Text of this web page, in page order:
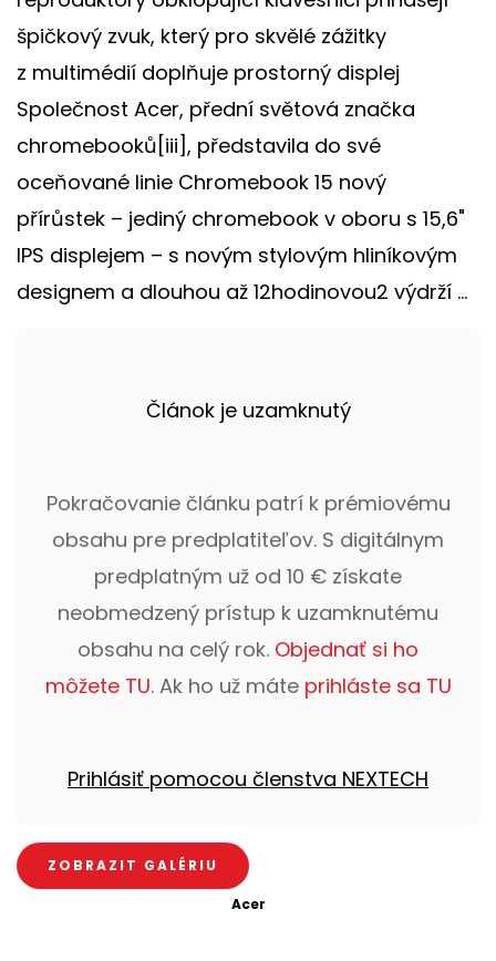
špičkový zvuk, který pro skvělé zážitky
z multimédií doplňuje prostorný displej
Společnost Acer, přední světová značka
chromebooků[iii], představila do své
oceňované linie Chromebook 15 nový
přírůstek – jediný chromebook v oboru s 15,6"
IPS displejem – s novým stylovým hliníkovým
designem a dlouhou až 12hodinovou2 výdrží ...
Článok je uzamknutý
Pokračovanie článku patrí k prémiovému
obsahu pre predplatiteľov. S digitálnym
predplatným už od 10 € získate
neobmedzený prístup k uzamknutému
obsahu na celý rok. Objednať si ho
môžete TU. Ak ho už máte prihláste sa TU
Prihlásiť pomocou členstva NEXTECH
ZOBRAZIT GALÉRIU
Acer